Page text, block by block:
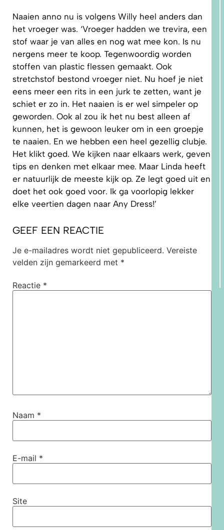
Naaien anno nu is volgens Willy heel anders dan
het vroeger was. ‘Vroeger hadden we trevira, een
stof waar je van alles en nog wat mee kon. Is nu
nergens meer te koop. Tegenwoordig worden
stoffen van plastic flessen gemaakt. Ook
stretchstof bestond vroeger niet. Nu hoef je niet
eens meer een rits in een jurk te zetten, want je
schiet er zo in. Het naaien is er wel simpeler op
geworden. Ook al zou ik het nu best alleen af
kunnen, het is gewoon leuker om in een groepje
te naaien. En we hebben een heel gezellig clubje.
Het klikt goed. We kijken naar elkaars werk, geven
tips en denken met elkaar mee. Maar Linda heeft
er natuurlijk de meeste kijk op. Ze legt goed uit en
doet het ook goed voor. Ik ga voorlopig lekker
elke veertien dagen naar Any Dress!’
GEEF EEN REACTIE
Je e-mailadres wordt niet gepubliceerd. Vereiste
velden zijn gemarkeerd met *
Reactie *
Naam *
E-mail *
Site